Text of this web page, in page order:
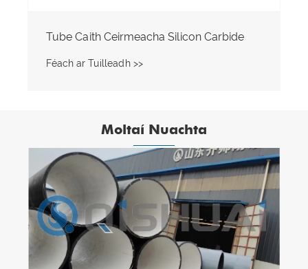
Píob Sic
Féach ar Tuilleadh >>
Moltaí Nuachta
Cathain is cóir Píopaí Línte Ceirmeacha
Alúmana a Athsholáthar & Do Chóras
Píobáin Frithchaiteachais a Bharrfheabhsú
Féach ar Tuilleadh >>